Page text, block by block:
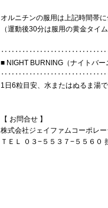
オルニチンの服用は上記時間帯
（運動後30分は服用の黄金タイム
■ NIGHT BURNING（ナイトバ
1日6粒目安、水またはぬるま湯
【 お問合せ 】
株式会社ジェイファムコーポレー
ＴＥＬ ０３−５５３７−５５６０